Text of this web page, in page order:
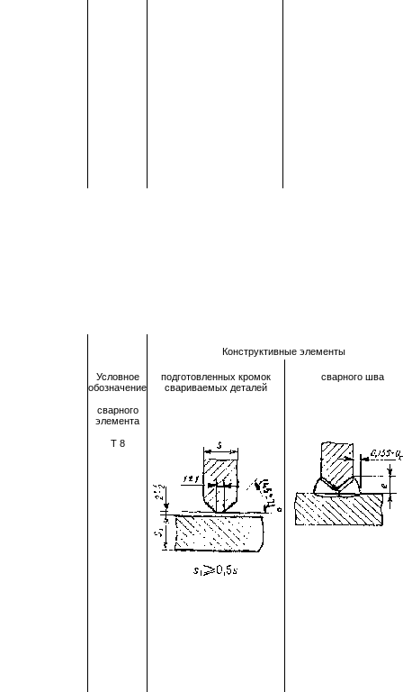
Конструктивные элементы
Условное
обозначение
подготовленных кромок
свариваемых деталей
сварного шва
сварного
элемента
Т8